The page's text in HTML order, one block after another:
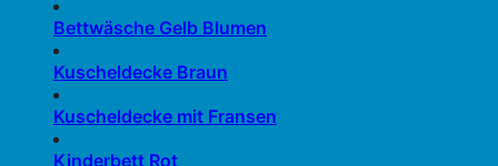
Bettwäsche Gelb Blumen
Kuscheldecke Braun
Kuscheldecke mit Fransen
Kinderbett Rot